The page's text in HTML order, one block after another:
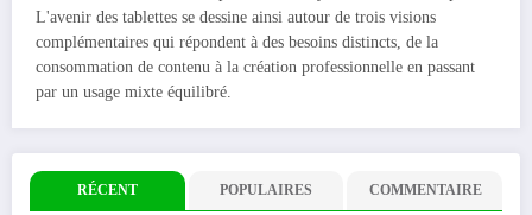
L'avenir des tablettes se dessine ainsi autour de trois visions
complémentaires qui répondent à des besoins distincts, de la
consommation de contenu à la création professionnelle en passant
par un usage mixte équilibré.
RÉCENT POPULAIRES COMMENTAIRE